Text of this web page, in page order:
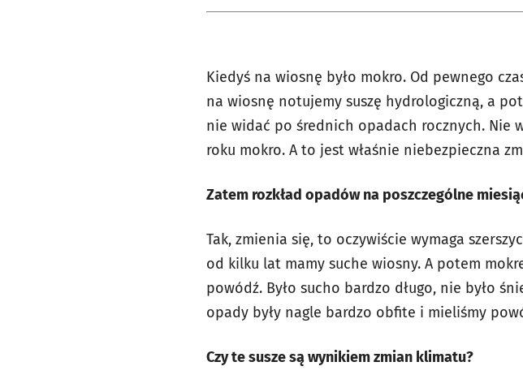
Kiedyś na wiosnę było mokro. Od pewnego
na wiosnę notujemy suszę hydrologiczną, a
nie widać po średnich opadach rocznych. Nie
roku mokro. A to jest właśnie niebezpieczna
Zatem rozkład opadów na poszczególne
Tak, zmienia się, to oczywiście wymaga
od kilku lat mamy suche wiosny. A potem
powódź. Było sucho bardzo długo, nie było
opady były nagle bardzo obfite i mieliśmy
Czy te susze są wynikiem zmian klimatu?